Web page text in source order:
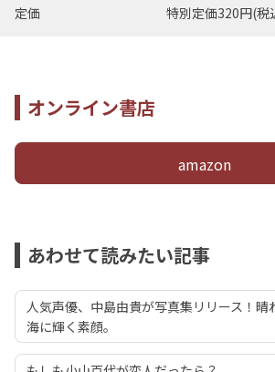
定価
特別定価320円(税
オンライン書店
amazon
あわせて読みたい記事
人気声優、中島由貴が写真集リリース！晴
海に輝く素顔。